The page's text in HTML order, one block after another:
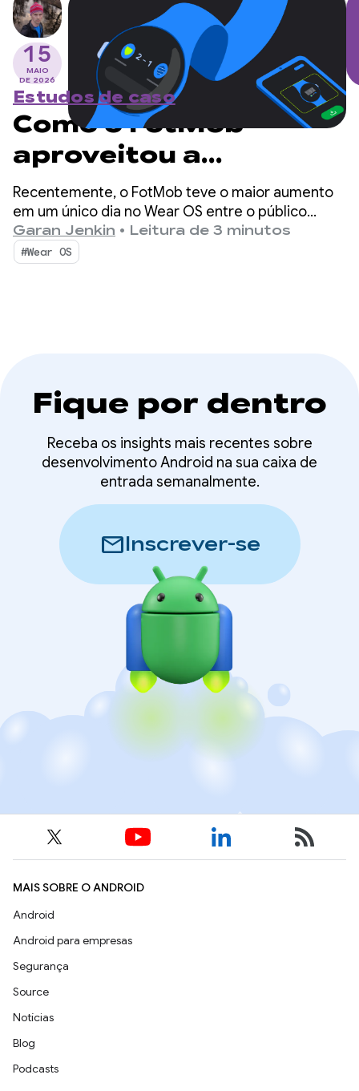
15
MAIO
DE 2026
Estudos de caso
Como o FotMob
aproveitou a
descoberta em vários
dispositivos para
alcançar uma adoção
Recentemente, o FotMob teve o maior aumento
em um único dia no Wear OS entre o público
instalado em cinco anos, com 2 a 3 vezes a média
diária. O segredo? Um fluxo de instalação simples
entre dispositivos que ajuda os usuários a
Garan Jenkin • Leitura de 3 minutos
#Wear OS
Fique por dentro
Receba os insights mais recentes sobre
desenvolvimento Android na sua caixa de
entrada semanalmente.
mailInscrever-se
MAIS SOBRE O ANDROID
Android
Android para empresas
Segurança
Source
Notícias
Blog
Podcasts